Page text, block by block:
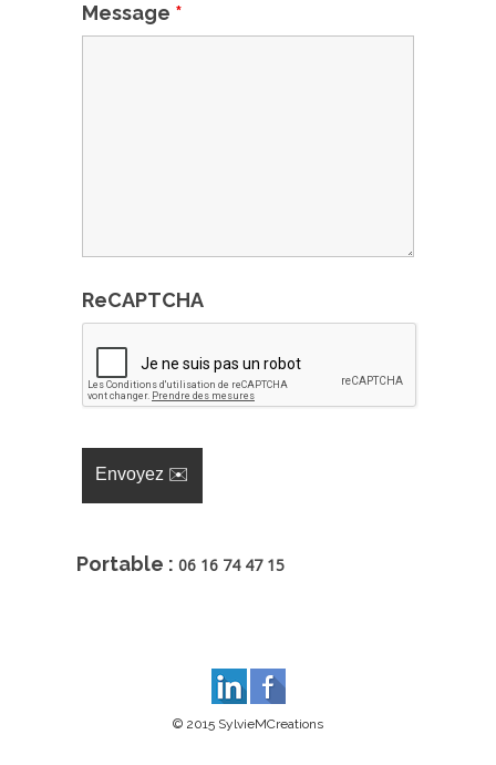
Message *
ReCAPTCHA
Portable : 06 16 74 47 15
© 2015 SylvieMCreations